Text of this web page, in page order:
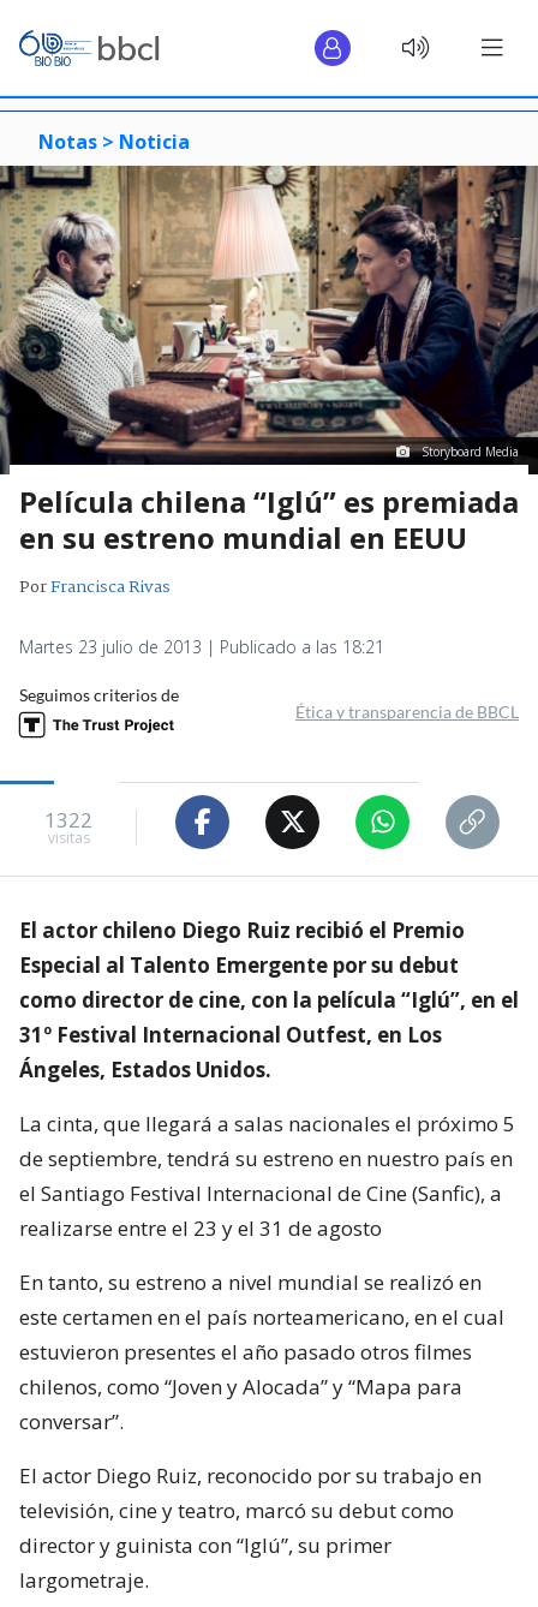
Notas > Noticia
Storyboard Media
Película chilena “Iglú” es premiada
en su estreno mundial en EEUU
PorFrancisca Rivas
Martes 23 julio de 2013 | Publicado a las 18:21
Seguimos criterios de
Ética y transparencia de BBCL
1322
visitas
El actor chileno Diego Ruiz recibió el Premio
Especial al Talento Emergente por su debut
como director de cine, con la película “Iglú”, en el
31º Festival Internacional Outfest, en Los
Ángeles, Estados Unidos.
La cinta, que llegará a salas nacionales el próximo 5
de septiembre, tendrá su estreno en nuestro país en
el Santiago Festival Internacional de Cine (Sanfic), a
realizarse entre el 23 y el 31 de agosto
En tanto, su estreno a nivel mundial se realizó en
este certamen en el país norteamericano, en el cual
estuvieron presentes el año pasado otros filmes
chilenos, como “Joven y Alocada” y “Mapa para
conversar”.
El actor Diego Ruiz, reconocido por su trabajo en
televisión, cine y teatro, marcó su debut como
director y guinista con “Iglú”, su primer
largometraje.